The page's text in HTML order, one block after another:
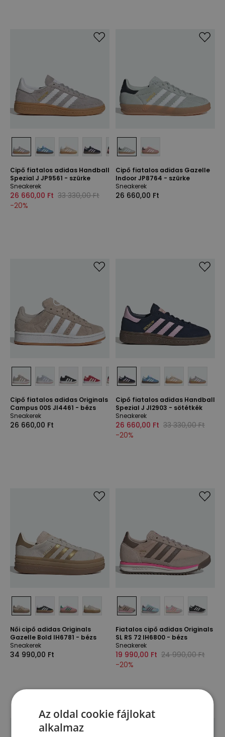
Cipő fiatalos adidas Handball
Spezial J JP9561 - szürke
Sneakerek
26 660,00 Ft 33 330,00 Ft
-20%
Cipő fiatalos adidas Gazelle
Indoor JP8764 - szürke
Sneakerek
26 660,00 Ft
Cipő fiatalos adidas Originals
Campus 00S JI4461 - bézs
Sneakerek
26 660,00 Ft
Cipő fiatalos adidas Handball
Spezial J JI2903 - sötétkék
Sneakerek
26 660,00 Ft 33 330,00 Ft
-20%
Női cipő adidas Originals
Gazelle Bold IH6781 - bézs
Sneakerek
34 990,00 Ft
Fiatalos cipő adidas Originals
SL RS 72 IH6800 - bézs
Sneakerek
19 990,00 Ft 24 990,00 Ft
-20%
Az oldal cookie fájlokat
alkalmaz